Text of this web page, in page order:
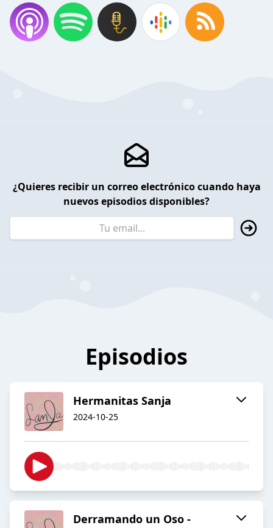
¿Quieres recibir un correo electrónico cuando haya
nuevos episodios disponibles?
Episodios
Hermanitas Sanja
2024-10-25
Derramando un Oso -